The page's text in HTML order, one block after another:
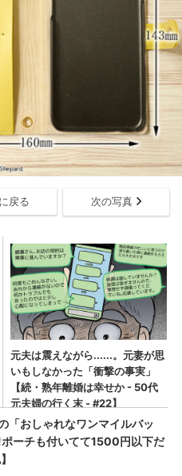
戻る 次の写真